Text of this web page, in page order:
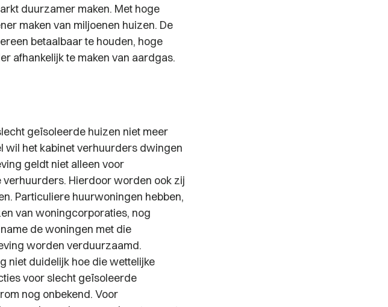
duurzamer maken. Met hoge
maken van miljoenen huizen. De
betaalbaar te houden, hoge
afhankelijk te maken van aardgas.
geïsoleerde huizen niet meer
wil het kabinet verhuurders dwingen
geldt niet alleen voor
Hierdoor worden ook zij
Particuliere huurwoningen hebben,
van woningcorporaties, nog
de woningen met die
worden verduurzaamd.
niet duidelijk hoe die wettelijke
voor slecht geïsoleerde
nog onbekend. Voor